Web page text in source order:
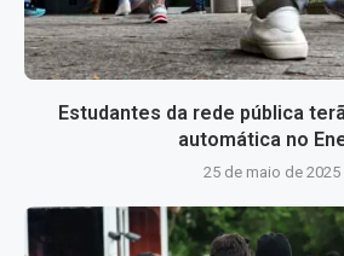
Estudantes da rede pública
automática no
25 de maio de 2025